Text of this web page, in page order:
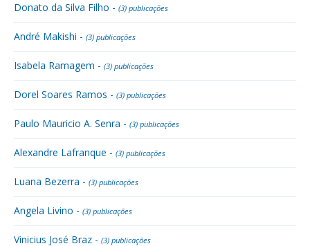
Donato da Silva Filho - (3) publicações
André Makishi - (3) publicações
Isabela Ramagem - (3) publicações
Dorel Soares Ramos - (3) publicações
Paulo Mauricio A. Senra - (3) publicações
Alexandre Lafranque - (3) publicações
Luana Bezerra - (3) publicações
Angela Livino - (3) publicações
Vinicius José Braz - (3) publicações